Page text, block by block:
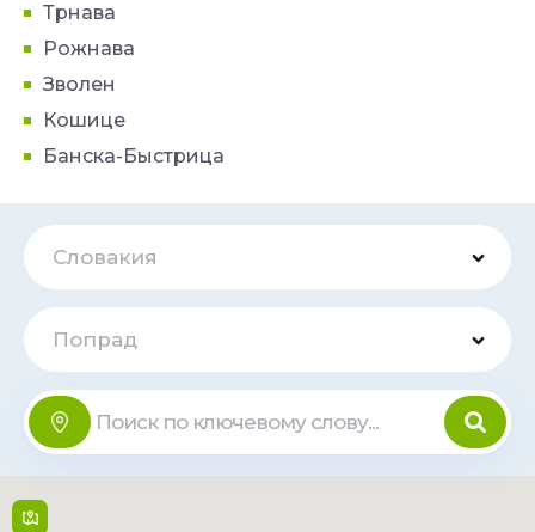
Трнава
Рожнава
Зволен
Кошице
Банска-Быстрица
Словакия
Попрад